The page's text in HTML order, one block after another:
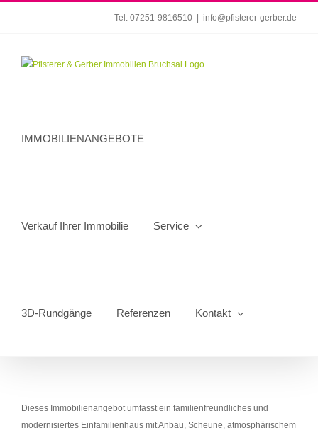
Tel. 07251-9816510 info@pfisterer-gerber.de
IMMOBILIENANGEBOTE
Verkauf Ihrer Immobilie Service
3D-Rundgänge Referenzen Kontakt
Dieses Immobilienangebot umfasst ein familienfreundliches und
modernisiertes Einfamilienhaus mit Anbau, Scheune, atmosphärischem